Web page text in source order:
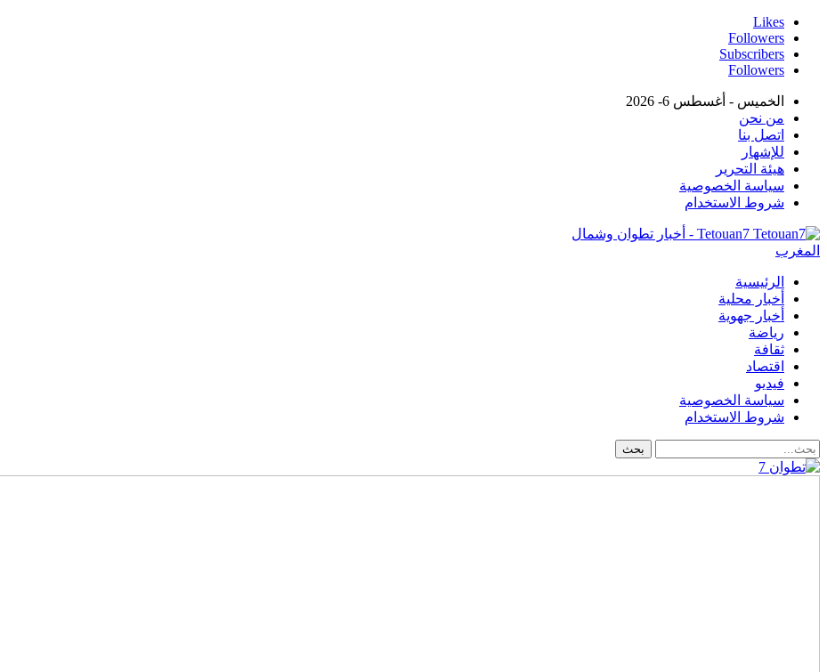
Likes
Followers
Subscribers
Followers
الخميس - أغسطس 6- 2026
من نحن
اتصل بنا
للإشهار
هيئة التحرير
سياسة الخصوصية
شروط الاستخدام
Tetouan7 - أخبار تطوان وشمال
المغرب
الرئيسية
أخبار محلية
أخبار جهوية
رياضة
ثقافة
اقتصاد
فيديو
سياسة الخصوصية
شروط الاستخدام